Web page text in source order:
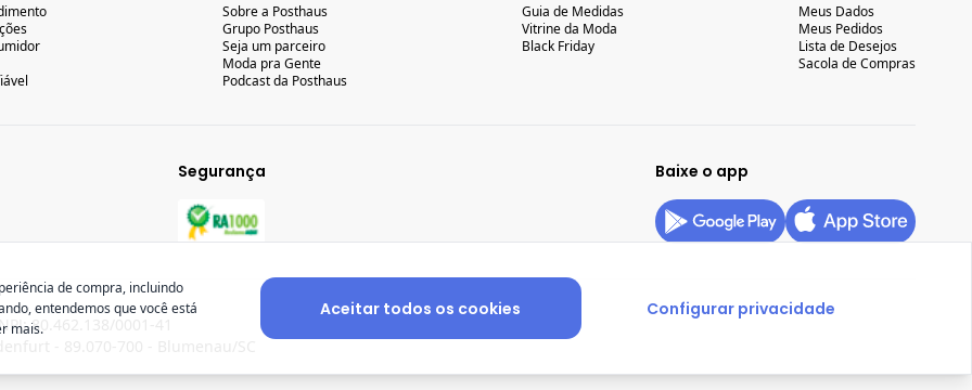
Sobre a Posthaus
Grupo Posthaus
Seja um parceiro
Moda pra Gente
Podcast da Posthaus
Guia de Medidas
Vitrine da Moda
Black Friday
Meus Dados
Meus Pedidos
Lista de Desejos
Sacola de Compras
Segurança Baixe o app
80.462.138/0001-41
de compra, incluindo
entendemos que você está
mais.
Aceitar todos os cookies Configurar privacidade